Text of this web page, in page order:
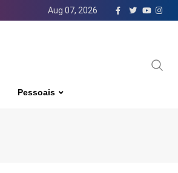
Aug 07, 2026
Pessoais